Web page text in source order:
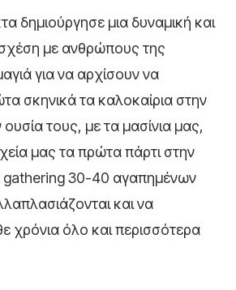
δημιούργησε μια δυναμική και
σχέση με ανθρώπους της
για να αρχίσουν να
σκηνικά τα καλοκαίρια στην
τους, με τα μασίνια μας,
μας τα πρώτα πάρτι στην
gathering 30-40 αγαπημένων
και να
χρόνια όλο και περισσότερα